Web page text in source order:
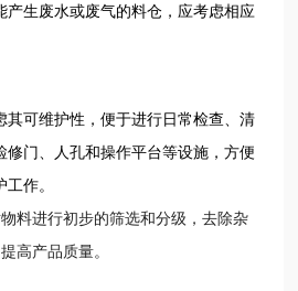
产生废水或废气的料仓，应考虑相应
其可维护性，便于进行日常检查、清
修门、人孔和操作平台等设施，方便
作。
料进行初步的筛选和分级，去除杂
高产品质量。